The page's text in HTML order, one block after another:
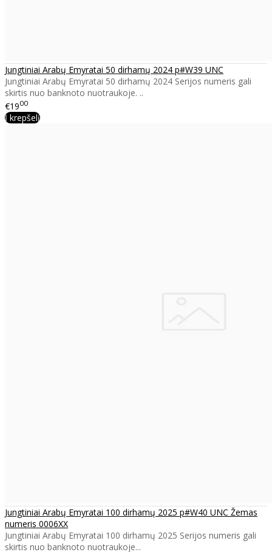
Jungtiniai Arabų Emyratai 50 dirhamų 2024 p#W39 UNC
Jungtiniai Arabų Emyratai 50 dirhamų 2024 Serijos numeris gali
skirtis nuo banknoto nuotraukoje. ..
€1900
Į krepšelį
Jungtiniai Arabų Emyratai 100 dirhamų 2025 p#W40 UNC Žemas
numeris 0006XX
Jungtiniai Arabų Emyratai 100 dirhamų 2025 Serijos numeris gali
skirtis nuo banknoto nuotraukoje...